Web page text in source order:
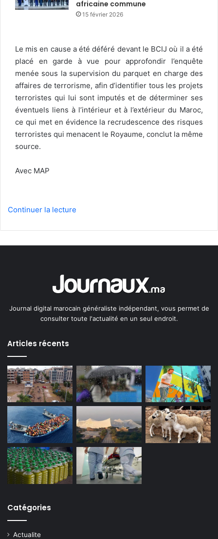
africaine commune
15 février 2026
Le mis en cause a été déféré devant le BCIJ où il a été
placé en garde à vue pour approfondir l’enquête
menée sous la supervision du parquet en charge des
affaires de terrorisme, afin d’identifier tous les projets
terroristes qui lui sont imputés et de déterminer ses
éventuels liens à l’intérieur et à l’extérieur du Maroc,
ce qui met en évidence la recrudescence des risques
terroristes qui menacent le Royaume, conclut la même
source.
Avec MAP
Continuer la lecture
Journal digital marocain généraliste indépendant, vous permet de
consulter toute l'actualité en un seul endroit.
Articles récents
Catégories
Actualite